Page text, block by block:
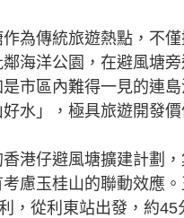
傳統旅遊熱點，不僅
海洋公園，在避風塘
市區內難得一見的連
水」，極具旅遊開發價
仔避風塘擴建計劃，
慮玉桂山的聯動效應
，從利東站出發，約45